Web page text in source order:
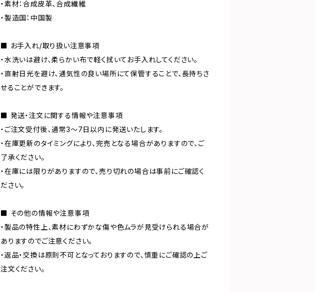
・素材：合成皮革、合成繊維
・製造国：中国製
■ お手入れ/取り扱い注意事項
・水洗いは避け、柔らかい布で軽く拭いてお手入れしてください。
・直射日光を避け、通気性の良い場所にて保管することで、長持ちさ
せることができます。
■ 発送・注文に関する情報や注意事項
・ご注文受付後、通常3〜7日以内に発送いたします。
・在庫更新のタイミングにより、完売となる場合がありますので、ご
了承ください。
・在庫には限りがありますので、売り切れの場合は事前にご確認く
ださい。
■ その他の情報や注意事項
・製品の特性上、素材にわずかな傷や色ムラが見受けられる場合が
ありますのでご注意ください。
・返品・交換は原則不可となっておりますので、慎重にご確認の上ご
注文ください。